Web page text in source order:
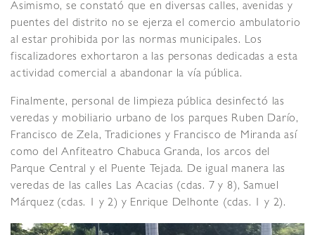
Asimismo, se constató que en diversas calles, avenidas y
puentes del distrito no se ejerza el comercio ambulatorio
al estar prohibida por las normas municipales. Los
fiscalizadores exhortaron a las personas dedicadas a esta
actividad comercial a abandonar la vía pública.
Finalmente, personal de limpieza pública desinfectó las
veredas y mobiliario urbano de los parques Ruben Darío,
Francisco de Zela, Tradiciones y Francisco de Miranda así
como del Anfiteatro Chabuca Granda, los arcos del
Parque Central y el Puente Tejada. De igual manera las
veredas de las calles Las Acacias (cdas. 7 y 8), Samuel
Márquez (cdas. 1 y 2) y Enrique Delhonte (cdas. 1 y 2).